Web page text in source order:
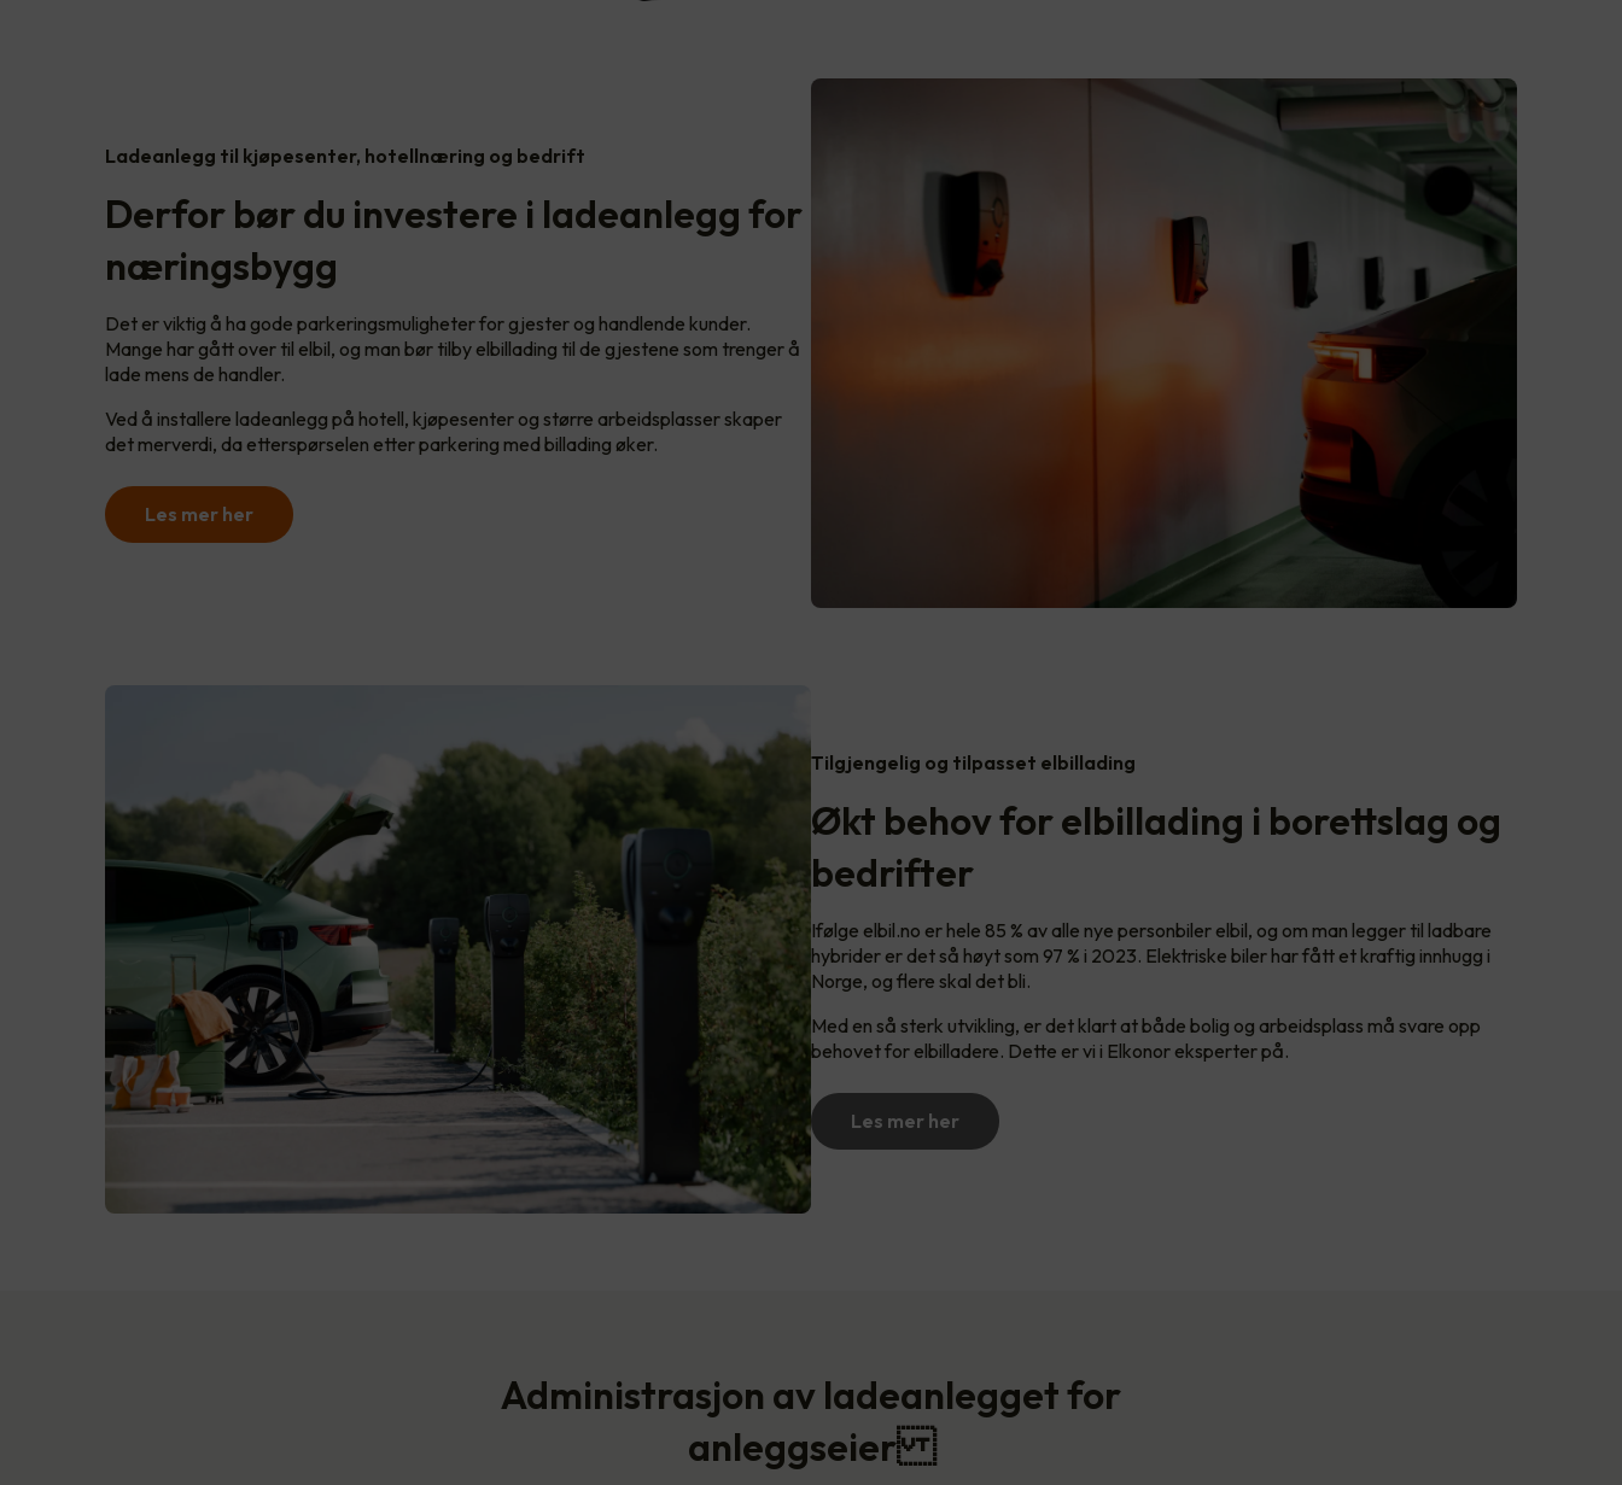
Ladeanlegg til kjøpesenter, hotellnæring og bedrift
Derfor bør du investere i ladeanlegg for
næringsbygg
Det er viktig å ha gode parkeringsmuligheter for gjester og handlende kunder.
Mange har gått over til elbil, og man bør tilby elbillading til de gjestene som trenger å
lade mens de handler.
Ved å installere ladeanlegg på hotell, kjøpesenter og større arbeidsplasser skaper
det merverdi, da etterspørselen etter parkering med billading øker.
Les mer her
Tilgjengelig og tilpasset elbillading
Økt behov for elbillading i borettslag og
bedrifter
Ifølge elbil.no er hele 85 % av alle nye personbiler elbil, og om man legger til ladbare
hybrider er det så høyt som 97 % i 2023. Elektriske biler har fått et kraftig innhugg i
Norge, og flere skal det bli.
Med en så sterk utvikling, er det klart at både bolig og arbeidsplass må svare opp
behovet for elbilladere. Dette er vi i Elkonor eksperter på.
Les mer her
Administrasjon av ladeanlegget for
anleggseier